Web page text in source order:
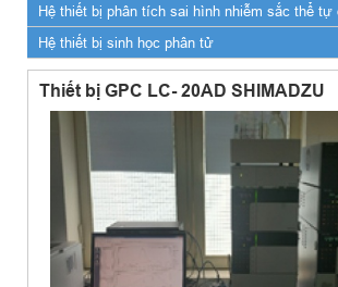
Hệ thiết bị phân tích sai hình nhiễm sắc thể tự
Hệ thiết bị sinh học phân tử
Thiết bị GPC LC- 20AD SHIMADZU